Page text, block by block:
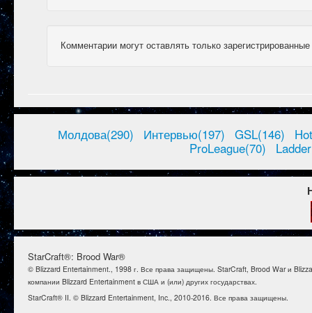
Комментарии могут оставлять только
Молдова(290) Интервью(197) GSL(146)
ProLeague(70)
StarCraft®: Brood War®
© Blizzard Entertainment., 1998 г. Все права защищены. StarCraft, Brood War и
компании Blizzard Entertainment в США и (или) других государствах.
StarCraft® II. © Blizzard Entertainment, Inc., 2010-2016. Все права защищены.